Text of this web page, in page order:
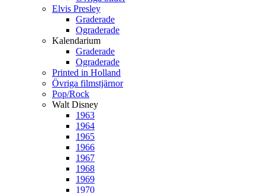
Elvis Presley
Graderade
Ograderade
Kalendarium
Graderade
Ograderade
Printed in Holland
Övriga filmstjärnor
Pop/Rock
Walt Disney
1963
1964
1965
1966
1967
1968
1969
1970